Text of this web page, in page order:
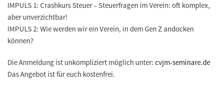
IMPULS 1: Crashkurs Steuer – Steuerfragen im Verein: oft komplex,
aber unverzichtbar!
IMPULS 2: Wie werden wir ein Verein, in dem Gen Z andocken
können?
Die Anmeldung ist unkompliziert möglich unter: cvjm-seminare.de
Das Angebot ist für euch kostenfrei.